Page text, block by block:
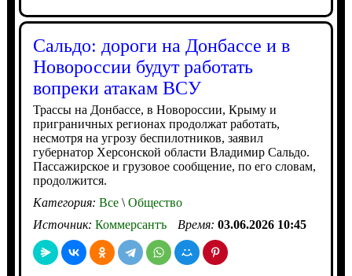
Сальдо: дороги на Донбассе и в
Новороссии будут работать
вопреки атакам ВСУ
Трассы на Донбассе, в Новороссии, Крыму и
приграничных регионах продолжат работать,
несмотря на угрозу беспилотников, заявил
губернатор Херсонской области Владимир Сальдо.
Пассажирское и грузовое сообщение, по его словам,
продолжится.
Категория: Все\Общество
Источник: Коммерсантъ Время: 03.06.2026 10:45